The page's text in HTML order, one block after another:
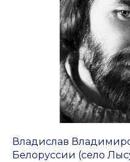
Владислав
Белоруссии (село